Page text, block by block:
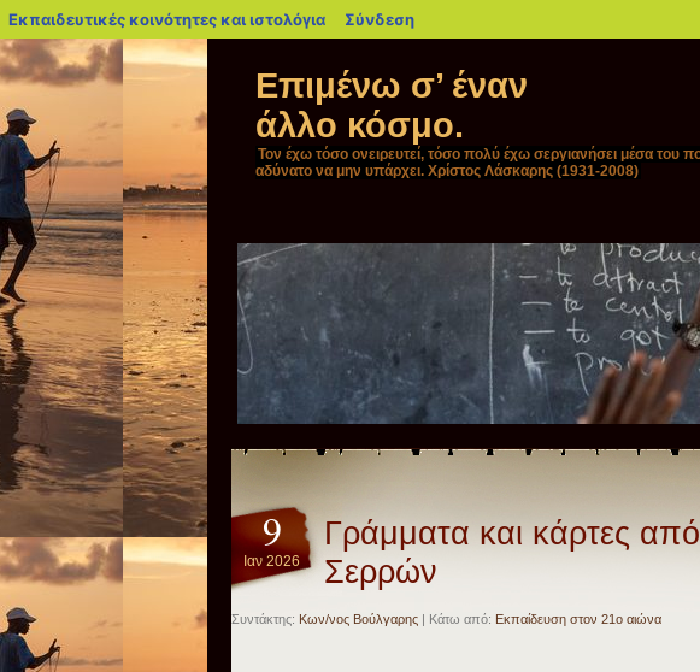
Εκπαιδευτικές κοινότητες και ιστολόγια blogs.sch.gr
Σύνδεση
Επιμένω σ’ έναν
άλλο κόσμο.
Τον έχω τόσο ονειρευτεί, τόσο πολύ έχω σεργιανήσει μέσα του
αδύνατο να μην υπάρχει. Χρίστος Λάσκαρης (1931-2008)
9
Ιαν 2026
Γράμματα και κάρτες
Σερρών
Συντάκτης: Κων/νος Βούλγαρης | Κάτω από: Εκπαίδευση στον 21ο αιώνα